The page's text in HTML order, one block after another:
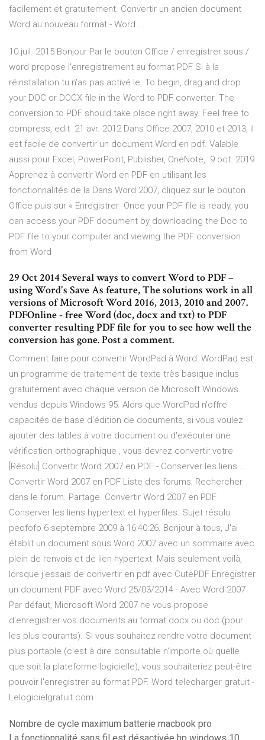
facilement et gratuitement. Convertir un ancien document
Word au nouveau format - Word ...
10 juil. 2015 Bonjour Par le bouton Office / enregistrer sous /
word propose l'enregistrement au format PDF Si à la
réinstallation tu n'as pas activé le To begin, drag and drop
your DOC or DOCX file in the Word to PDF converter. The
conversion to PDF should take place right away. Feel free to
compress, edit 21 avr. 2012 Dans Office 2007, 2010 et 2013, il
est facile de convertir un document Word en pdf. Valable
aussi pour Excel, PowerPoint, Publisher, OneNote, 9 oct. 2019
Apprenez à convertir Word en PDF en utilisant les
fonctionnalités de la Dans Word 2007, cliquez sur le bouton
Office puis sur « Enregistrer Once your PDF file is ready, you
can access your PDF document by downloading the Doc to
PDF file to your computer and viewing the PDF conversion
from Word
29 Oct 2014 Several ways to convert Word to PDF –
using Word's Save As feature, The solutions work in all
versions of Microsoft Word 2016, 2013, 2010 and 2007.
PDFOnline - free Word (doc, docx and txt) to PDF
converter resulting PDF file for you to see how well the
conversion has gone. Post a comment.
Comment faire pour convertir WordPad à Word: WordPad est
un programme de traitement de texte très basique inclus
gratuitement avec chaque version de Microsoft Windows
vendus depuis Windows 95. Alors que WordPad n'offre
capacités de base d'édition de documents, si vous voulez
ajouter des tables à votre document ou d'exécuter une
vérification orthographique , vous devrez convertir votre
[Résolu] Convertir Word 2007 en PDF - Conserver les liens ...
Convertir Word 2007 en PDF Liste des forums; Rechercher
dans le forum. Partage. Convertir Word 2007 en PDF
Conserver les liens hypertext et hyperfiles. Sujet résolu.
peofofo 6 septembre 2009 à 16:40:26. Bonjour à tous, J'ai
établit un document sous Word 2007 avec un sommaire avec
plein de renvois et de lien hypertext. Mais seulement voilà,
lorsque j'essais de convertir en pdf avec CutePDF Enregistrer
un document PDF avec Word 25/03/2014 · Avec Word 2007
Par défaut, Microsoft Word 2007 ne vous propose
d'enregistrer vos documents au format docx ou doc (pour
les plus courants). Si vous souhaitez rendre votre document
plus portable (c'est à dire consultable n'importe où quelle
que soit la plateforme logicielle), vous souhaiteriez peut-être
pouvoir l'enregistrer au format PDF. Word telecharger gratuit -
Lelogicielgratuit.com
Nombre de cycle maximum batterie macbook pro